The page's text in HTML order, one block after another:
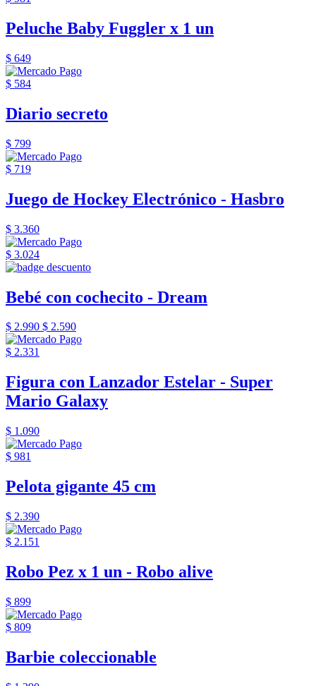
Peluche Baby Fuggler x 1 un
$ 649
$ 584
Diario secreto
$ 799
$ 719
Juego de Hockey Electrónico - Hasbro
$ 3.360
$ 3.024
Bebé con cochecito - Dream
$ 2.990 $ 2.590
$ 2.331
Figura con Lanzador Estelar - Super
Mario Galaxy
$ 1.090
$ 981
Pelota gigante 45 cm
$ 2.390
$ 2.151
Robo Pez x 1 un - Robo alive
$ 899
$ 809
Barbie coleccionable